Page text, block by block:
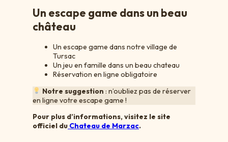
Un escape game dans un beau
château
Un escape game dans notre village de
Tursac
Un jeu en famille dans un beau chateau
Réservation en ligne obligatoire
Notre suggestion : n’oubliez pas de réserver
en ligne votre escape game !
Pour plus d’informations, visitez le site
officiel du Chateau de Marzac.